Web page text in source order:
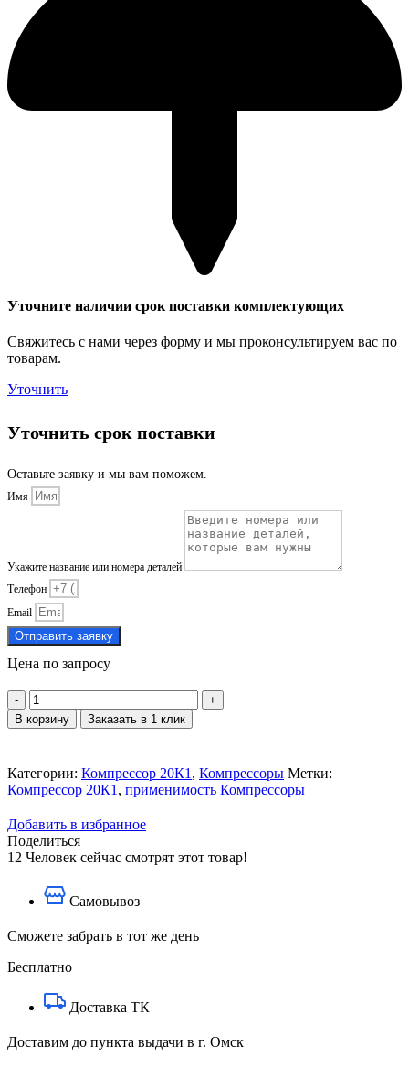
Уточните наличии срок поставки комплектующих
Свяжитесь с нами через форму и мы проконсультируем вас по
товарам.
Уточнить
Уточнить срок поставки
Оставьте заявку и мы вам поможем.
Имя
Укажите название или номера деталей
Телефон
Email
Отправить заявку
Цена по запросу
Количество
товара
Винт
В корзину Заказать в 1 клик
Категории: Компрессор 20К1, Компрессоры Метки:
Компрессор 20К1, применимость Компрессоры
Добавить в избранное
Поделиться
12 Человек сейчас смотрят этот товар!
Самовывоз
Сможете забрать в тот же день
Бесплатно
Доставка ТК
Доставим до пункта выдачи в г. Омск